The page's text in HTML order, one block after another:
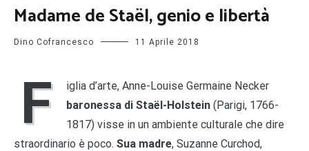
Madame de Staël, genio e libertà
Dino Cofrancesco 11 Aprile 2018
F
iglia d’arte, Anne-Louise Germaine Necker
baronessa di Staël-Holstein (Parigi, 1766-
1817) visse in un ambiente culturale che dire
straordinario è poco. Sua madre, Suzanne Curchod,